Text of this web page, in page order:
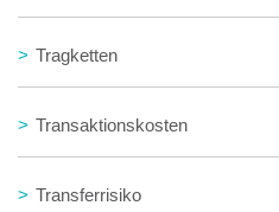
> Tragketten
> Transaktionskosten
> Transferrisiko